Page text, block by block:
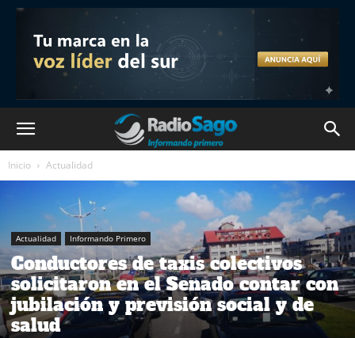
Inicio Actualidad
Actualidad Informando Primero
Conductores de taxis colectivos
solicitaron en el Senado contar con
jubilación y previsión social y de
salud